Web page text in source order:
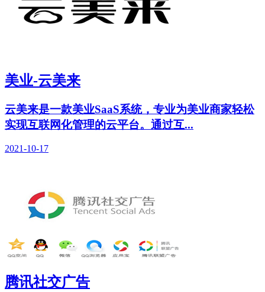
美业-云美来
云美来是一款美业SaaS系统，专业为美业商家轻松
实现互联网化管理的云平台。通过互...
2021-10-17
腾讯社交广告